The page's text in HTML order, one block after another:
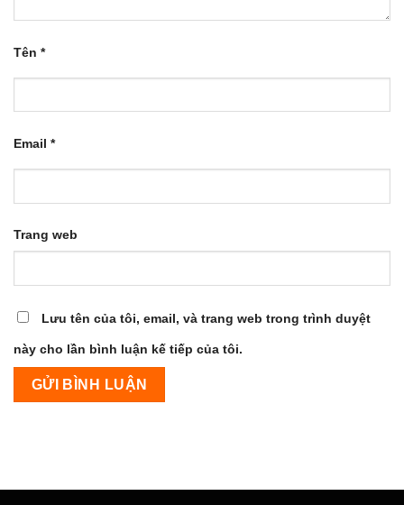
Tên *
Email *
Trang web
Lưu tên của tôi, email, và trang web trong trình duyệt
này cho lần bình luận kế tiếp của tôi.